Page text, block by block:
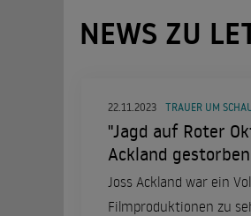
NEWS ZU
22.11.2023 TRAUER UM
"Jagd auf Roter
Ackland gestorben
Joss Ackland war ein
Filmproduktionen zu